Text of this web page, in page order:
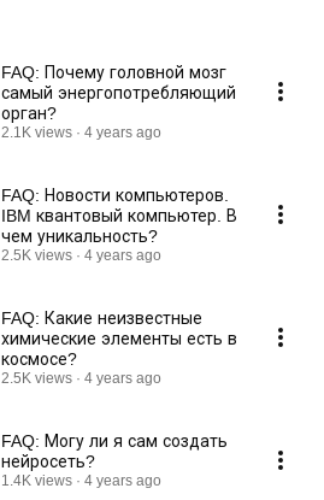
FAQ: Почему головной мозг
самый энергопотребляющий
орган?
2.1K views 4 years ago
FAQ: Новости компьютеров.
IBM квантовый компьютер. В
чем уникальность?
2.5K views 4 years ago
FAQ: Какие неизвестные
химические элементы есть в
космосе?
2.5K views 4 years ago
FAQ: Могу ли я сам создать
нейросеть?
1.4K views 4 years ago